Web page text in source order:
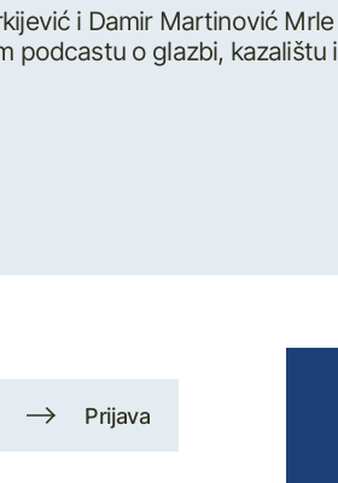
i Damir Martinović Mrle
podcastu o glazbi, kazalištu i
Prijava